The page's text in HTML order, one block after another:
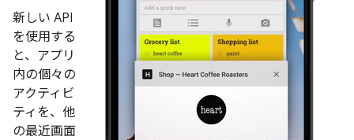
新しい API
を使用する
と、アプリ
内の個々の
アクティビ
ティを、他
の最近画面